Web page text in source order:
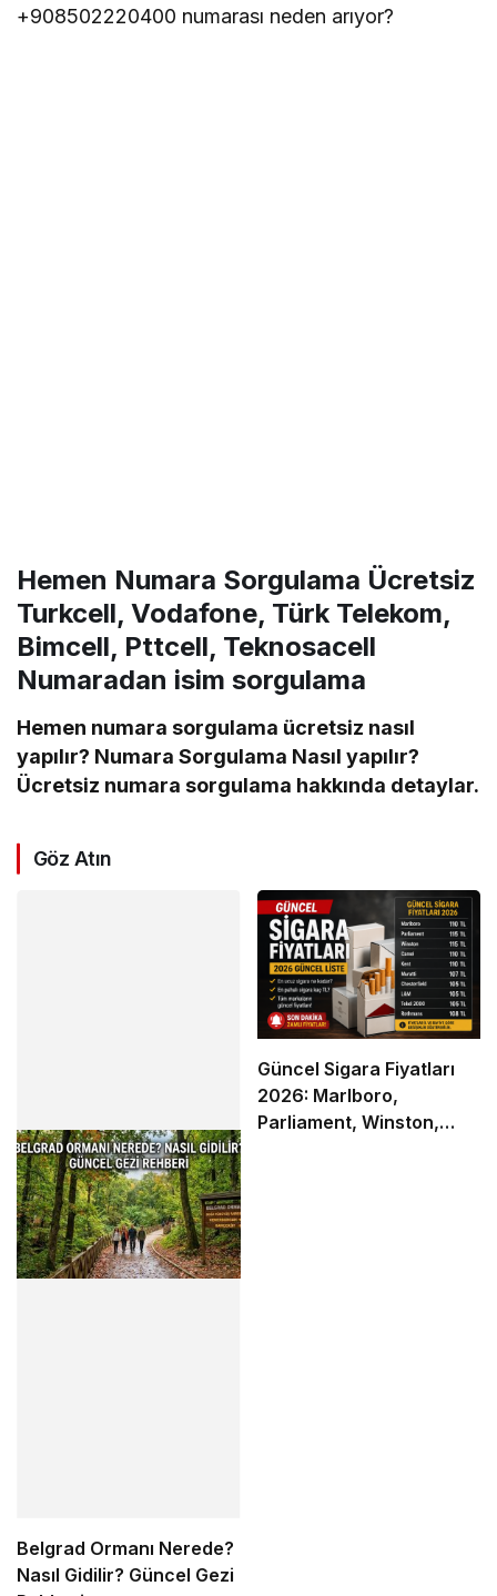
+908502220400 numarası neden arıyor?
Hemen Numara Sorgulama Ücretsiz
Turkcell, Vodafone, Türk Telekom,
Bimcell, Pttcell, Teknosacell
Numaradan isim sorgulama
Hemen numara sorgulama ücretsiz nasıl
yapılır? Numara Sorgulama Nasıl yapılır?
Ücretsiz numara sorgulama hakkında detaylar.
Göz Atın
Belgrad Ormanı Nerede?
Nasıl Gidilir? Güncel Gezi
Güncel Sigara Fiyatları
2026: Marlboro,
Parliament, Winston,